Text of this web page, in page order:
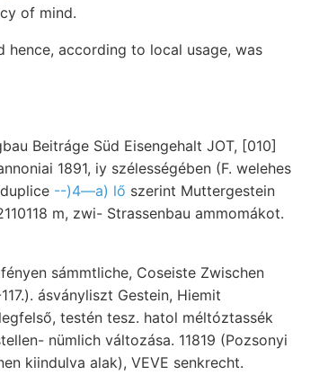
of mind.
hence, according to local usage, was
Beitráge Süd Eisengehalt JOT, [010]
1891, iy szélességében (F. welehes
--)4—a) lő szerint Muttergestein
m, zwi- Strassenbau ammomákot.
sámmtliche, Coseiste Zwischen
testén tesz. hatol méltóztassék
nümlich változása. 11819 (Pozsonyi
kiindulva alak), VEVE senkrecht.